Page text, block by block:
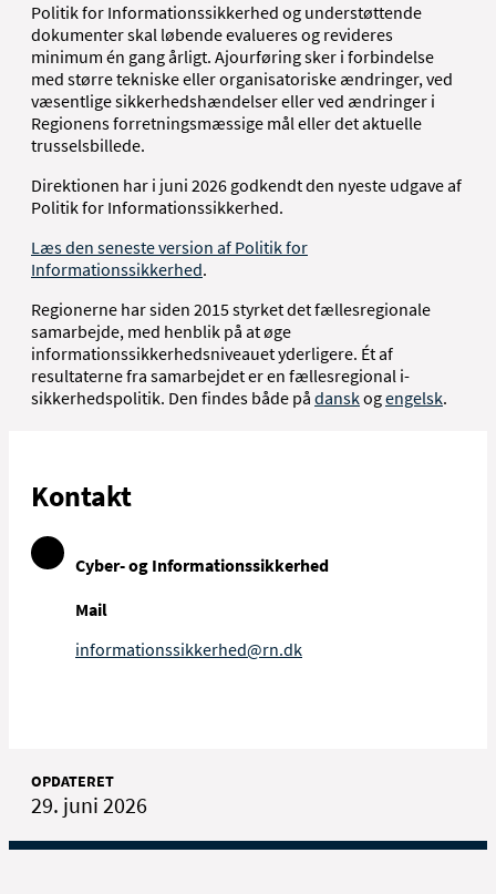
Politik for Informationssikkerhed og understøttende
dokumenter skal løbende evalueres og revideres
minimum én gang årligt. Ajourføring sker i forbindelse
med større tekniske eller organisatoriske ændringer, ved
væsentlige sikkerhedshændelser eller ved ændringer i
Regionens forretningsmæssige mål eller det aktuelle
trusselsbillede.
Direktionen har i juni 2026 godkendt den nyeste udgave af
Politik for Informationssikkerhed.
Læs den seneste version af Politik for
Informationssikkerhed.
Regionerne har siden 2015 styrket det fællesregionale
samarbejde, med henblik på at øge
informationssikkerhedsniveauet yderligere. Ét af
resultaterne fra samarbejdet er en fællesregional i-
sikkerhedspolitik. Den findes både på danskogengelsk.
Kontakt
Cyber- og Informationssikkerhed
Mail
informationssikkerhed@rn.dk
OPDATERET
29. juni 2026